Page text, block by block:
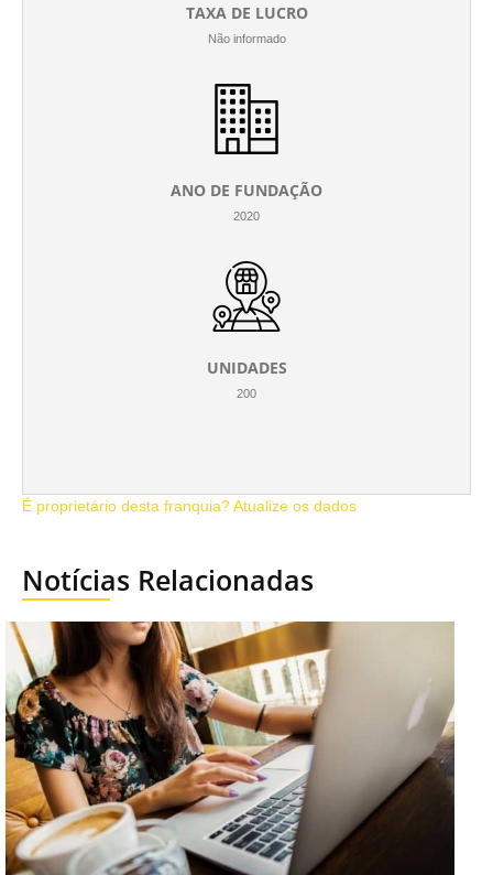
TAXA DE LUCRO
Não informado
ANO DE FUNDAÇÃO
2020
UNIDADES
200
É proprietário desta franquia? Atualize os dados
Notícias Relacionadas